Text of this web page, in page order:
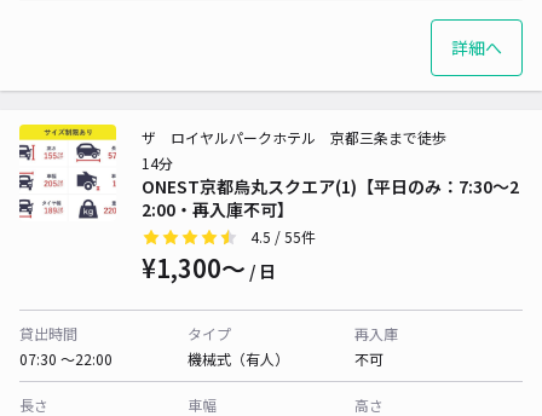
詳細へ
ONEST京都烏丸スクエア(1)【平日のみ：7:30～2
2:00・再入庫不可】
ザ ロイヤルパークホテル 京都三条まで徒歩
14分
4.5 / 55件
¥1,300〜 / 日
貸出時間
07:30 〜22:00
タイプ
機械式（有人）
再入庫
不可
長さ
車幅
高さ